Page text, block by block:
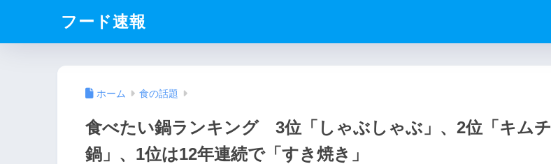
フード速報
ホーム 食の話題
食べたい鍋ランキング 3位「しゃぶしゃぶ」、2位「キムチ
鍋」、1位は12年連続で「すき焼き」